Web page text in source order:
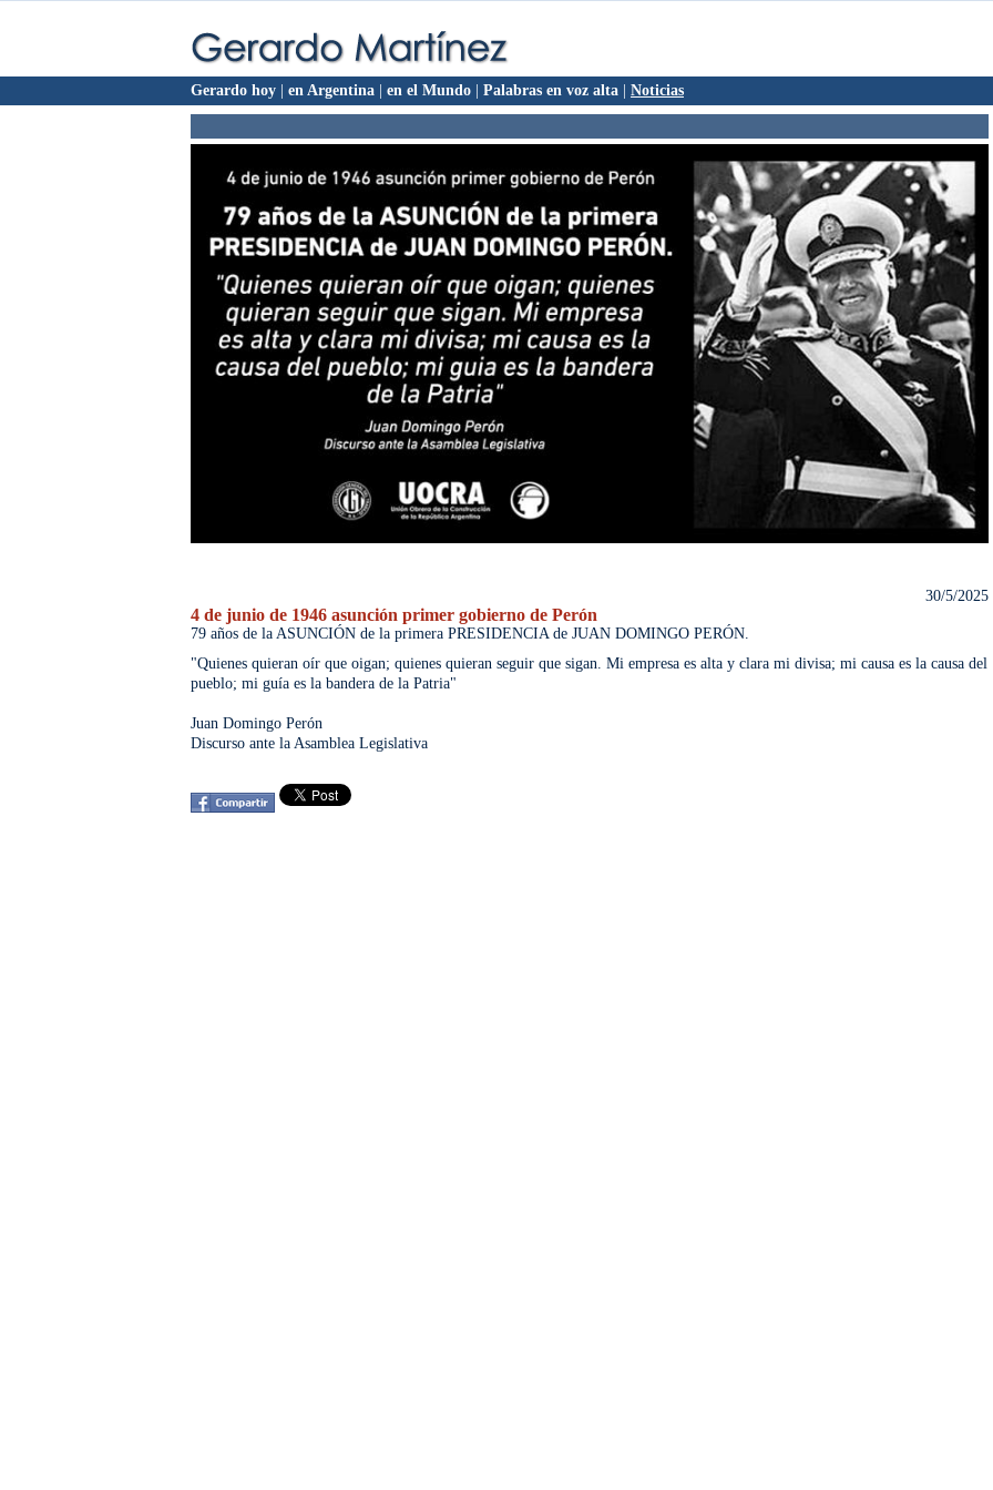
Gerardo hoy en Argentina en el Mundo Palabras en voz alta Noticias
30/5/2025
4 de junio de 1946 asunción primer gobierno de Perón
79 años de la ASUNCIÓN de la primera PRESIDENCIA de JUAN DOMINGO PERÓN.
"Quienes quieran oír que oigan; quienes quieran seguir que sigan. Mi empresa es alta y clara mi divisa; mi causa es la causa del
pueblo; mi guía es la bandera de la Patria"
Juan Domingo Perón
Discurso ante la Asamblea Legislativa